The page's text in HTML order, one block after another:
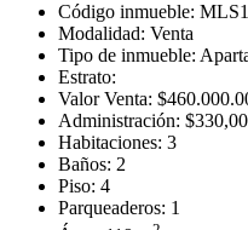
Código inmueble:
Modalidad: Venta
Tipo de inmueble:
Estrato:
Valor Venta:
Administración:
Habitaciones: 3
Baños: 2
Piso: 4
Parqueaderos: 1